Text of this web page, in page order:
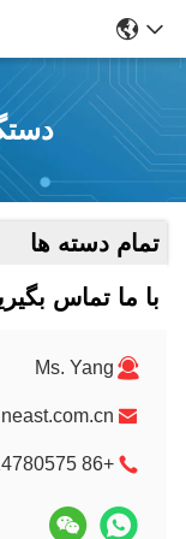
تمام دسته ها
با ما تماس
Ms. Yang
+86 13714780575